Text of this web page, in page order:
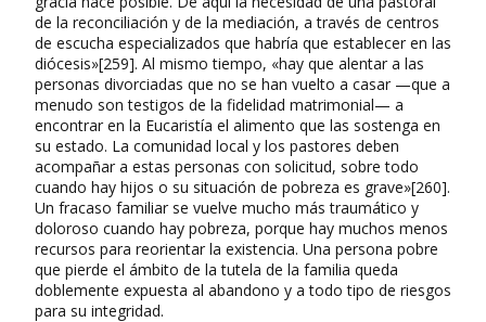
de la reconciliación y de la mediación, a través de centros
de escucha especializados que habría que establecer en las
diócesis»[259]. Al mismo tiempo, «hay que alentar a las
personas divorciadas que no se han vuelto a casar —que a
menudo son testigos de la fidelidad matrimonial— a
encontrar en la Eucaristía el alimento que las sostenga en
su estado. La comunidad local y los pastores deben
acompañar a estas personas con solicitud, sobre todo
cuando hay hijos o su situación de pobreza es grave»[260].
Un fracaso familiar se vuelve mucho más traumático y
doloroso cuando hay pobreza, porque hay muchos menos
recursos para reorientar la existencia. Una persona pobre
que pierde el ámbito de la tutela de la familia queda
doblemente expuesta al abandono y a todo tipo de riesgos
para su integridad.